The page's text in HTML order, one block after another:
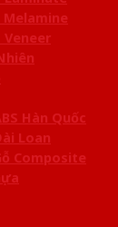
Melamine
Veneer
Hàn Quốc
Loan
Composite